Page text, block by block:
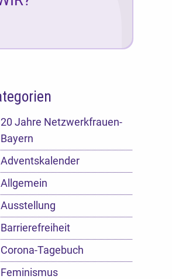
20 Jahre Netzwerkfrauen-
Bayern
Adventskalender
Allgemein
Ausstellung
Barrierefreiheit
Corona-Tagebuch
Feminismus